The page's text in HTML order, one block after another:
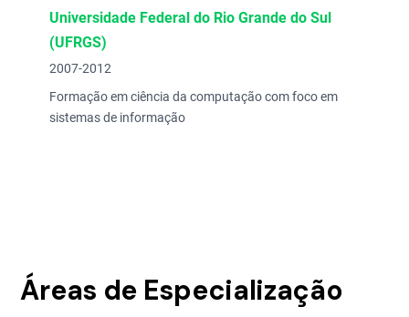
Universidade Federal do Rio Grande do Sul
(UFRGS)
2007-2012
Formação em ciência da computação com foco em
sistemas de informação
Áreas de Especialização